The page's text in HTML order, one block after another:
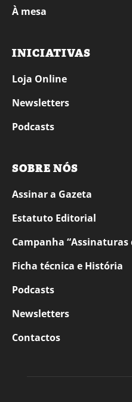
À mesa
INICIATIVAS
Loja Online
Newsletters
Podcasts
SOBRE NÓS
Assinar a Gazeta
Estatuto Editorial
Campanha “Assinaturas
Ficha técnica e História
Podcasts
Newsletters
Contactos